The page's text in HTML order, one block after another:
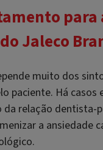
para
Jaleco
muito dos
paciente. Há casos
relação dentista-
a ansiedade